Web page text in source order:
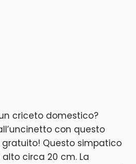
criceto domestico?
con questo
Questo simpatico
circa 20 cm. La